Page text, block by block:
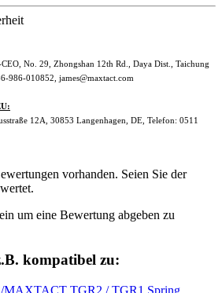
No. 29, Zhongshan 12th Rd., Daya Dist., Taichung
986-010852, james@maxtact.com
12A, 30853 Langenhagen, DE, Telefon: 0511
vorhanden. Seien Sie der
um eine Bewertung abgeben zu
kompatibel zu: